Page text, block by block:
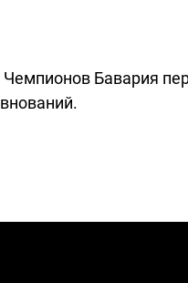
Бавария